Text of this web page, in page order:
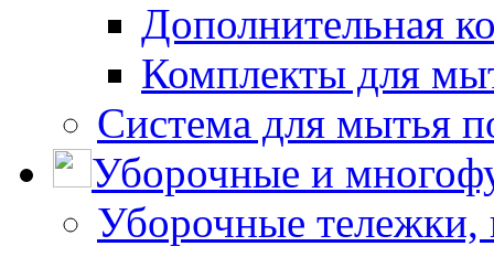
Дополнительная
Комплекты для
Система для мытья
Уборочные и
Уборочные тележки,